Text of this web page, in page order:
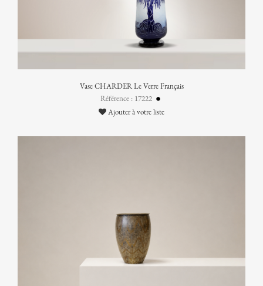
Vase CHARDER Le Verre Français
Référence : 17222
Ajouter à votre liste